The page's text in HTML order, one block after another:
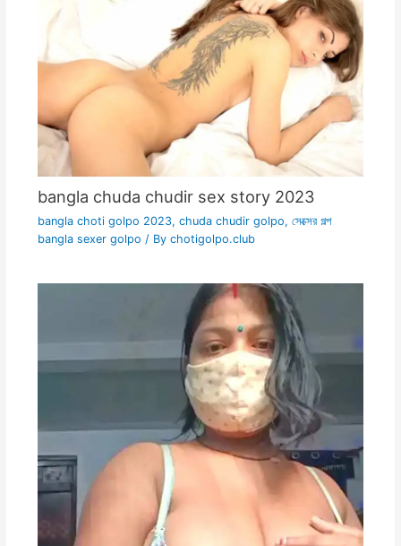
bangla chuda chudir sex story 2023
bangla choti golpo 2023, chuda chudir golpo, সেক্সের গল্প
bangla sexer golpo / By chotigolpo.club